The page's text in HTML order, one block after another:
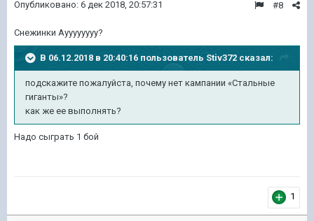
#8
Опубликовано: 6 дек 2018, 20:57:31
Снежинки Ауууууууу?
В 06.12.2018 в 20:40:16 пользователь Stiv372 сказал:
подскажите пожалуйста, почему нет кампании «Стальные
гиганты»?
как же ее выполнять?
Надо сыграть 1 бой
1